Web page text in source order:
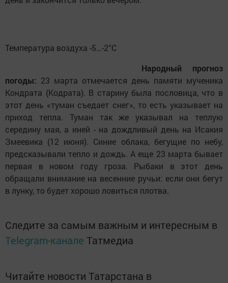
Температура воздуха -5…-2°C
Народный прогноз
погоды: 23 марта отмечается день памяти мученика
Кондрата (Кодрата). В старину была пословица, что в
этот день «туман съедает снег», то есть указывает на
приход тепла. Туман так же указывал на теплую
середину мая, а иней - на дождливый день на Исакия
Змеевика (12 июня). Синие облака, бегущие по небу,
предсказывали тепло и дождь. А еще 23 марта бывает
первая в новом году гроза. Рыбаки в этот день
обращали внимание на весенние ручьи: если они бегут
в лунку, то будет хорошо ловиться плотва.
Следите за самым важным и интересным в
Telegram-канале Татмедиа
Читайте новости Татарстана в